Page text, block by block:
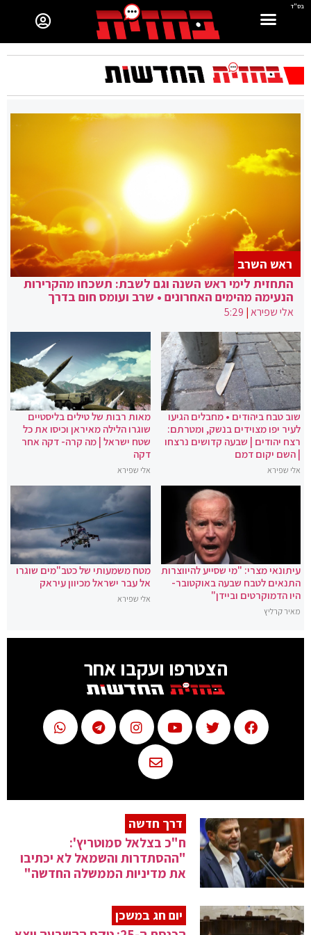
בס"ד
התחזית לימי ראש השנה וגם לשבת: תשכחו מהקרירות
הנעימה מהימים האחרונים • שרב ועומס חום בדרך
אלי שפירא|
5:29
ראש השרב
שוב טבח ביהודים • מחבלים הגיעו
לעיר יפו מצוידים בנשק, ומטרתם:
רצח יהודים | שבעה קדושים נרצחו
| השם יקום דמם
אלי שפירא
מאות רבות של טילים בליסטיים
שוגרו הלילה מאיראן וכיסו את כל
שטח ישראל | מה קרה- דקה אחר
דקה
אלי שפירא
עיתונאי מצרי: "מי שסייע להיווצרות
התנאים לטבח שבעה באוקטובר-
היו הדמוקרטים וביידן"
מאיר קרליץ
מטח משמעותי של כטב"מים שוגרו
אל עבר ישראל מכיוון עיראק
אלי שפירא
הצטרפו ועקבו אחר
דרך חדשה
ח"כ בצלאל סמוטריץ':
"ההסתדרות והשמאל לא יכתיבו
את מדיניות הממשלה החדשה"
יום חג במשכן